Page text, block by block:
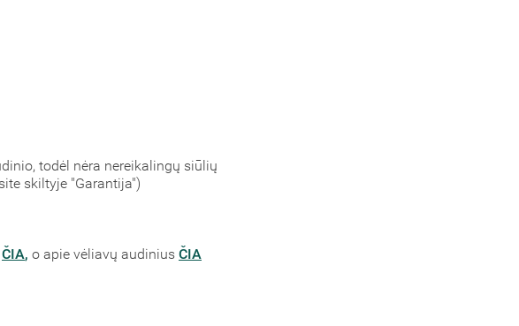
todėl nėra nereikalingų siūlių
skiltyje "Garantija")
ČIA, o apie vėliavų audinius ČIA